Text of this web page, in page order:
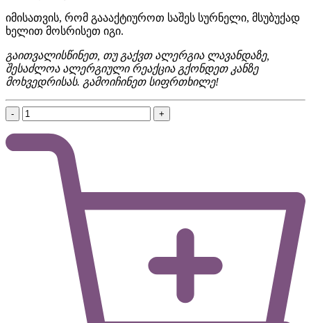
იმისათვის, რომ გაააქტიუროთ საშეს სურნელი, მსუბუქად
ხელით მოსრისეთ იგი.
გაითვალისწინეთ, თუ გაქვთ ალერგია ლავანდაზე,
შესაძლოა ალერგიული რეაქცია გქონდეთ კანზე
მოხვედრისას. გამოიჩინეთ სიფრთხილე!